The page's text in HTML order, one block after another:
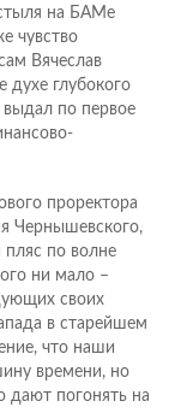
на БАМе
чувство
Вячеслав
глубокого
выдал по первое
проректора
Чернышевского,
пляс по волне
ни мало –
своих
в старейшем
что наши
времени, но
дают погонять на